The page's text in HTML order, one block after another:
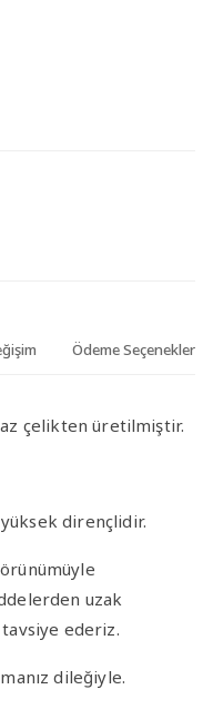
Ödeme Seçenekleri
çelikten üretilmiştir.
dirençlidir.
uzak
tavsiye ederiz.
dileğiyle.